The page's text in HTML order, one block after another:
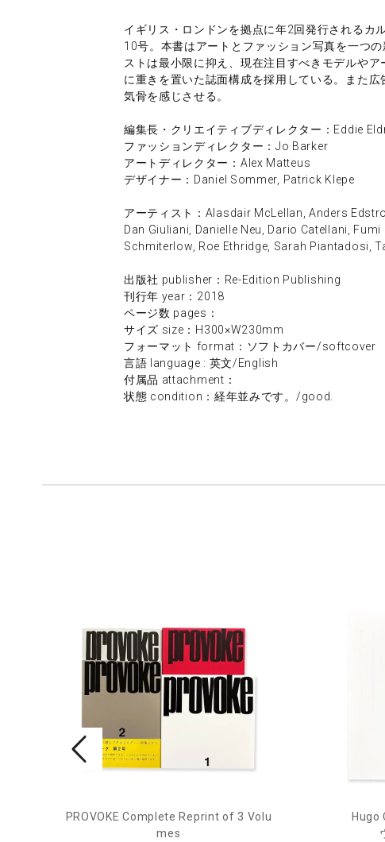
イギリス・ロンドンを拠点に年2回発行されるカ
10号。本書はアートとファッション写真を一つ
ストは最小限に抑え、現在注目すべきモデルや
に重きを置いた誌面構成を採用している。また
気骨を感じさせる。
編集長・クリエイティブディレクター：Eddie
ファッションディレクター：Jo Barker
アートディレクター：Alex Matteus
デザイナー：Daniel Sommer, Patrick Klepe
アーティスト：Alasdair McLellan, Anders
Dan Giuliani, Danielle Neu, Dario Catellani,
Schmiterlow, Roe Ethridge, Sarah Piantadosi,
出版社 publisher：Re-Edition Publishing
刊行年 year：2018
ページ数 pages：
サイズ size：H300×W230mm
フォーマット format：ソフトカバー/softcover
言語 language : 英文/English
付属品 attachment：
状態 condition：経年並みです。/good.
PROVOKE Complete Reprint of 3 Volu
mes
Hugo